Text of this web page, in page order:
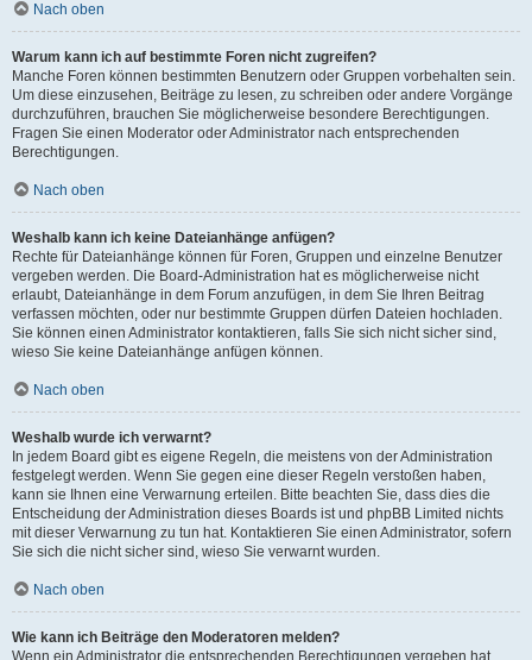
Nach oben
Warum kann ich auf bestimmte Foren nicht zugreifen?
Manche Foren können bestimmten Benutzern oder Gruppen vorbehalten sein.
Um diese einzusehen, Beiträge zu lesen, zu schreiben oder andere Vorgänge
durchzuführen, brauchen Sie möglicherweise besondere Berechtigungen.
Fragen Sie einen Moderator oder Administrator nach entsprechenden
Berechtigungen.
Nach oben
Weshalb kann ich keine Dateianhänge anfügen?
Rechte für Dateianhänge können für Foren, Gruppen und einzelne Benutzer
vergeben werden. Die Board-Administration hat es möglicherweise nicht
erlaubt, Dateianhänge in dem Forum anzufügen, in dem Sie Ihren Beitrag
verfassen möchten, oder nur bestimmte Gruppen dürfen Dateien hochladen.
Sie können einen Administrator kontaktieren, falls Sie sich nicht sicher sind,
wieso Sie keine Dateianhänge anfügen können.
Nach oben
Weshalb wurde ich verwarnt?
In jedem Board gibt es eigene Regeln, die meistens von der Administration
festgelegt werden. Wenn Sie gegen eine dieser Regeln verstoßen haben,
kann sie Ihnen eine Verwarnung erteilen. Bitte beachten Sie, dass dies die
Entscheidung der Administration dieses Boards ist und phpBB Limited nichts
mit dieser Verwarnung zu tun hat. Kontaktieren Sie einen Administrator, sofern
Sie sich die nicht sicher sind, wieso Sie verwarnt wurden.
Nach oben
Wie kann ich Beiträge den Moderatoren melden?
Wenn ein Administrator die entsprechenden Berechtigungen vergeben hat,